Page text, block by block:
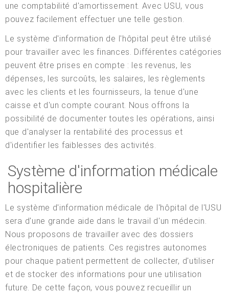
une comptabilité d'amortissement. Avec USU, vous
pouvez facilement effectuer une telle gestion.
Le système d'information de l'hôpital peut être utilisé
pour travailler avec les finances. Différentes catégories
peuvent être prises en compte : les revenus, les
dépenses, les surcoûts, les salaires, les règlements
avec les clients et les fournisseurs, la tenue d'une
caisse et d'un compte courant. Nous offrons la
possibilité de documenter toutes les opérations, ainsi
que d'analyser la rentabilité des processus et
d'identifier les faiblesses des activités.
Système d'information médicale
hospitalière
Le système d'information médicale de l'hôpital de l'USU
sera d'une grande aide dans le travail d'un médecin.
Nous proposons de travailler avec des dossiers
électroniques de patients. Ces registres autonomes
pour chaque patient permettent de collecter, d'utiliser
et de stocker des informations pour une utilisation
future. De cette façon, vous pouvez recueillir un